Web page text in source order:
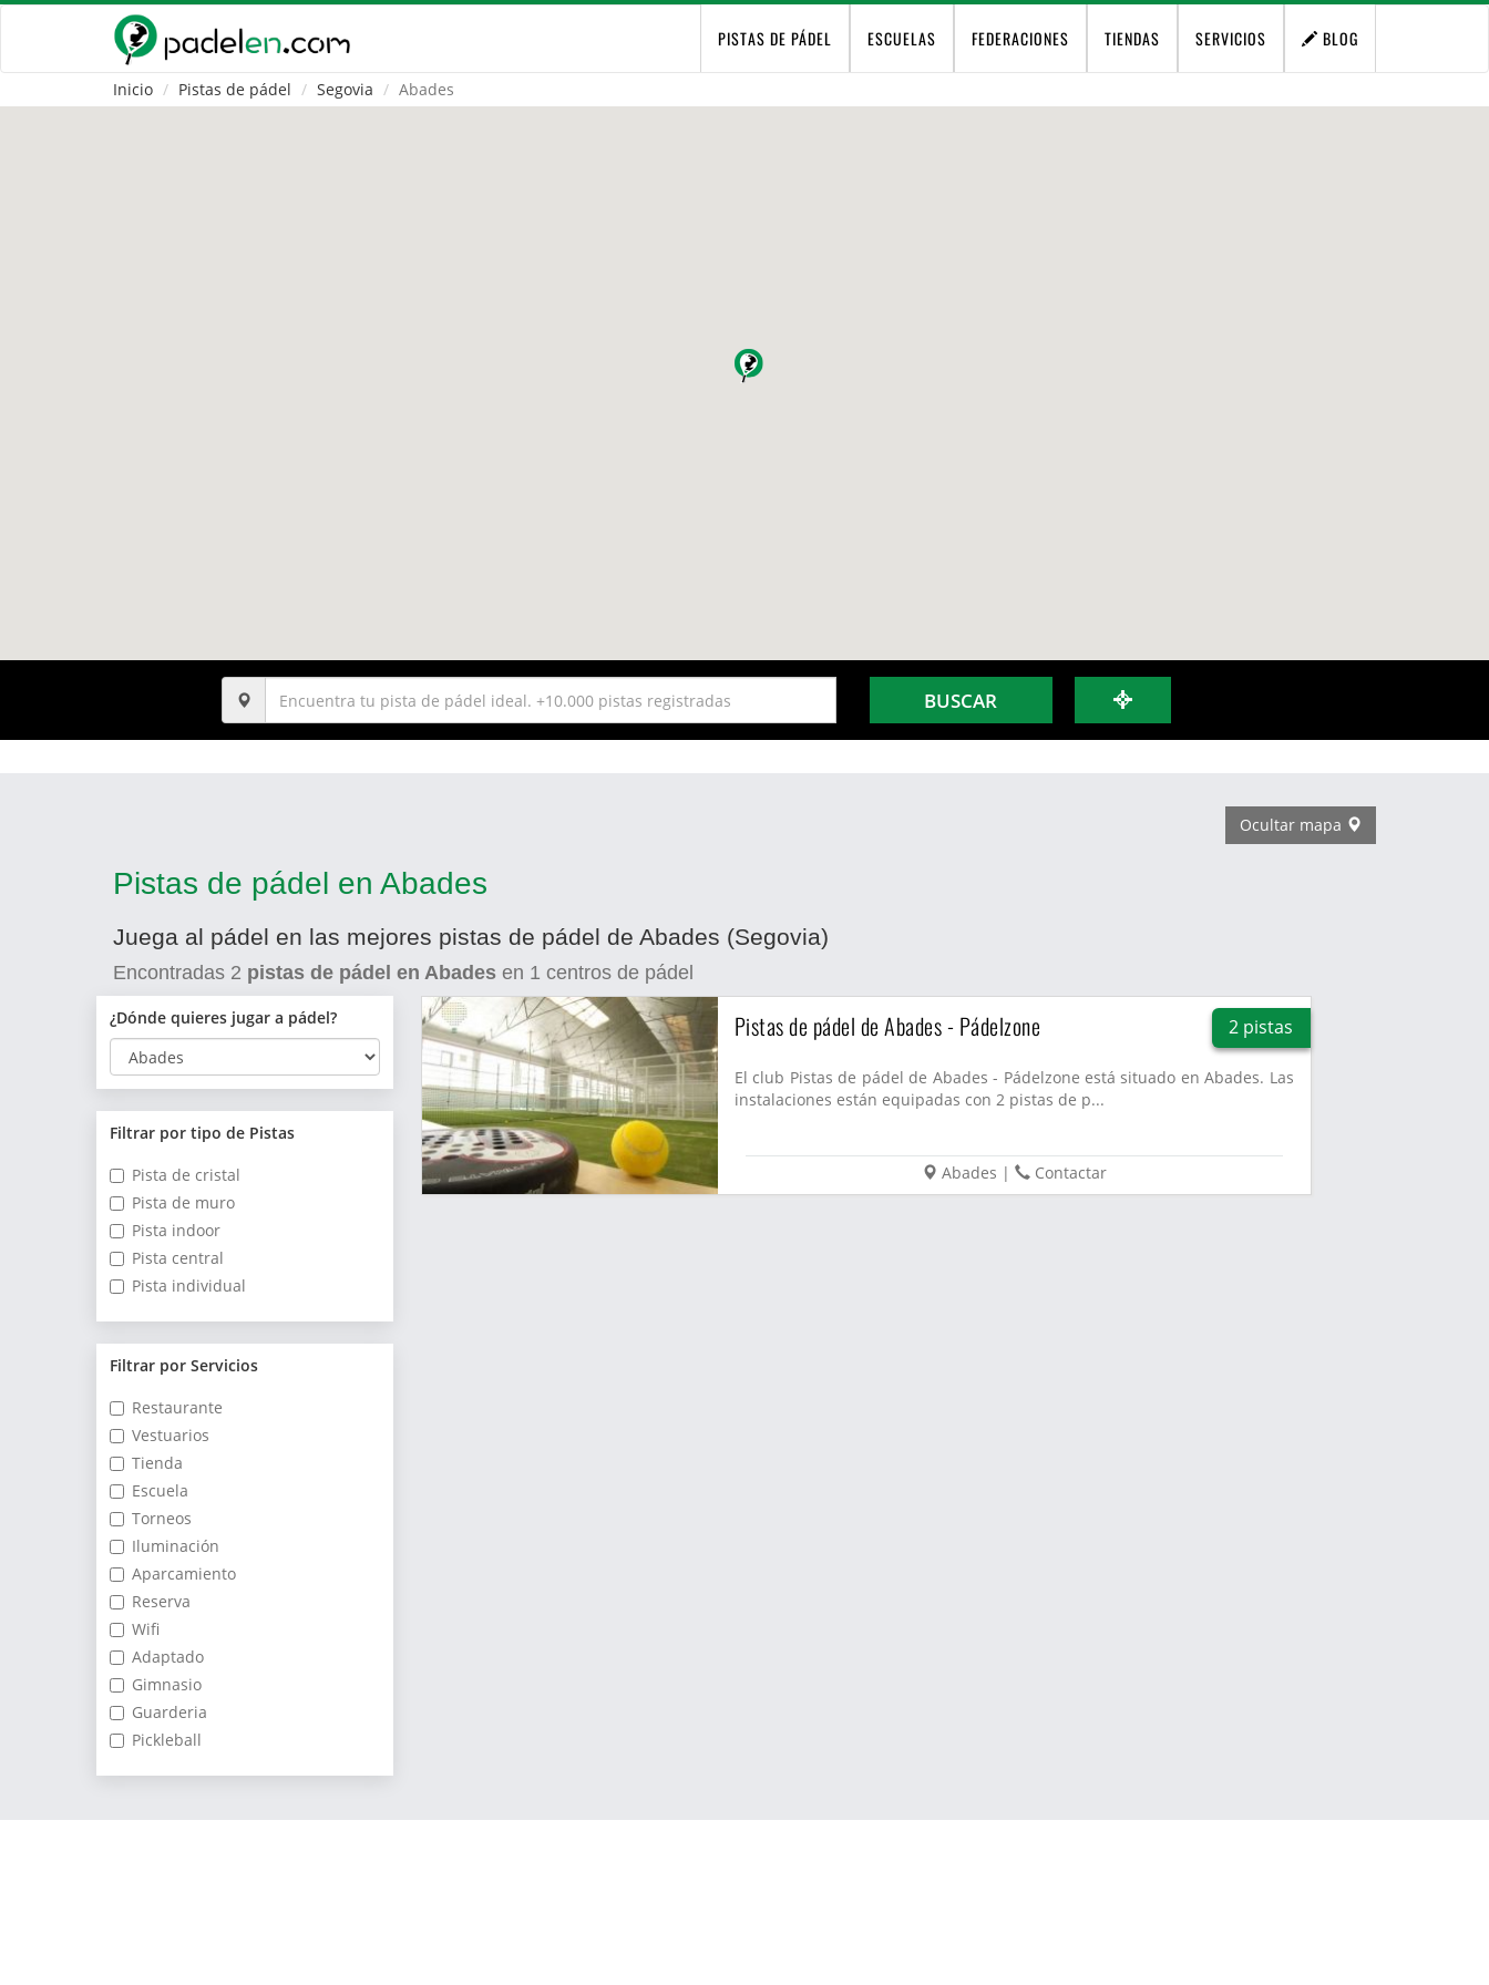
PISTAS DE PÁDEL ESCUELAS FEDERACIONES TIENDAS SERVICIOS BLOG
Inicio Pistas de pádel Segovia Abades
BUSCAR
Ocultar mapa
Pistas de pádel en Abades
Juega al pádel en las mejores pistas de pádel de Abades (Segovia)
Encontradas 2 pistas de pádel en Abades en 1 centros de pádel
¿Dónde quieres jugar a pádel?
Filtrar por tipo de Pistas
Pista de cristal
Pista de muro
Pista indoor
Pista central
Pista individual
Filtrar por Servicios
Restaurante
Vestuarios
Tienda
Escuela
Torneos
Iluminación
Aparcamiento
Reserva
Wifi
Adaptado
Gimnasio
Guarderia
Pickleball
Pistas de pádel de Abades - Pádelzone 2 pistas
El club Pistas de pádel de Abades - Pádelzone está situado en Abades. Las
instalaciones están equipadas con 2 pistas de p...
Abades | Contactar